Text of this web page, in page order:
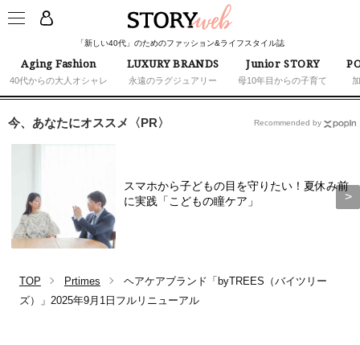
「新しい40代」のためのファッション&ライフスタイル誌
Aging Fashion
40代からの大人オシャレ
LUXURY BRANDS
永遠のラグジュアリー
Junior STORY
母10年目からの子育て
今、あなたにオススメ〈PR〉
スマホから子どもの目を守りたい！夏休み前
に実践「こどもの瞳ケア」
Recommended by
TOP Prtimes
ヘアケアブランド「byTREES（バイツリー
ズ）」2025年9月1日フルリニューアル